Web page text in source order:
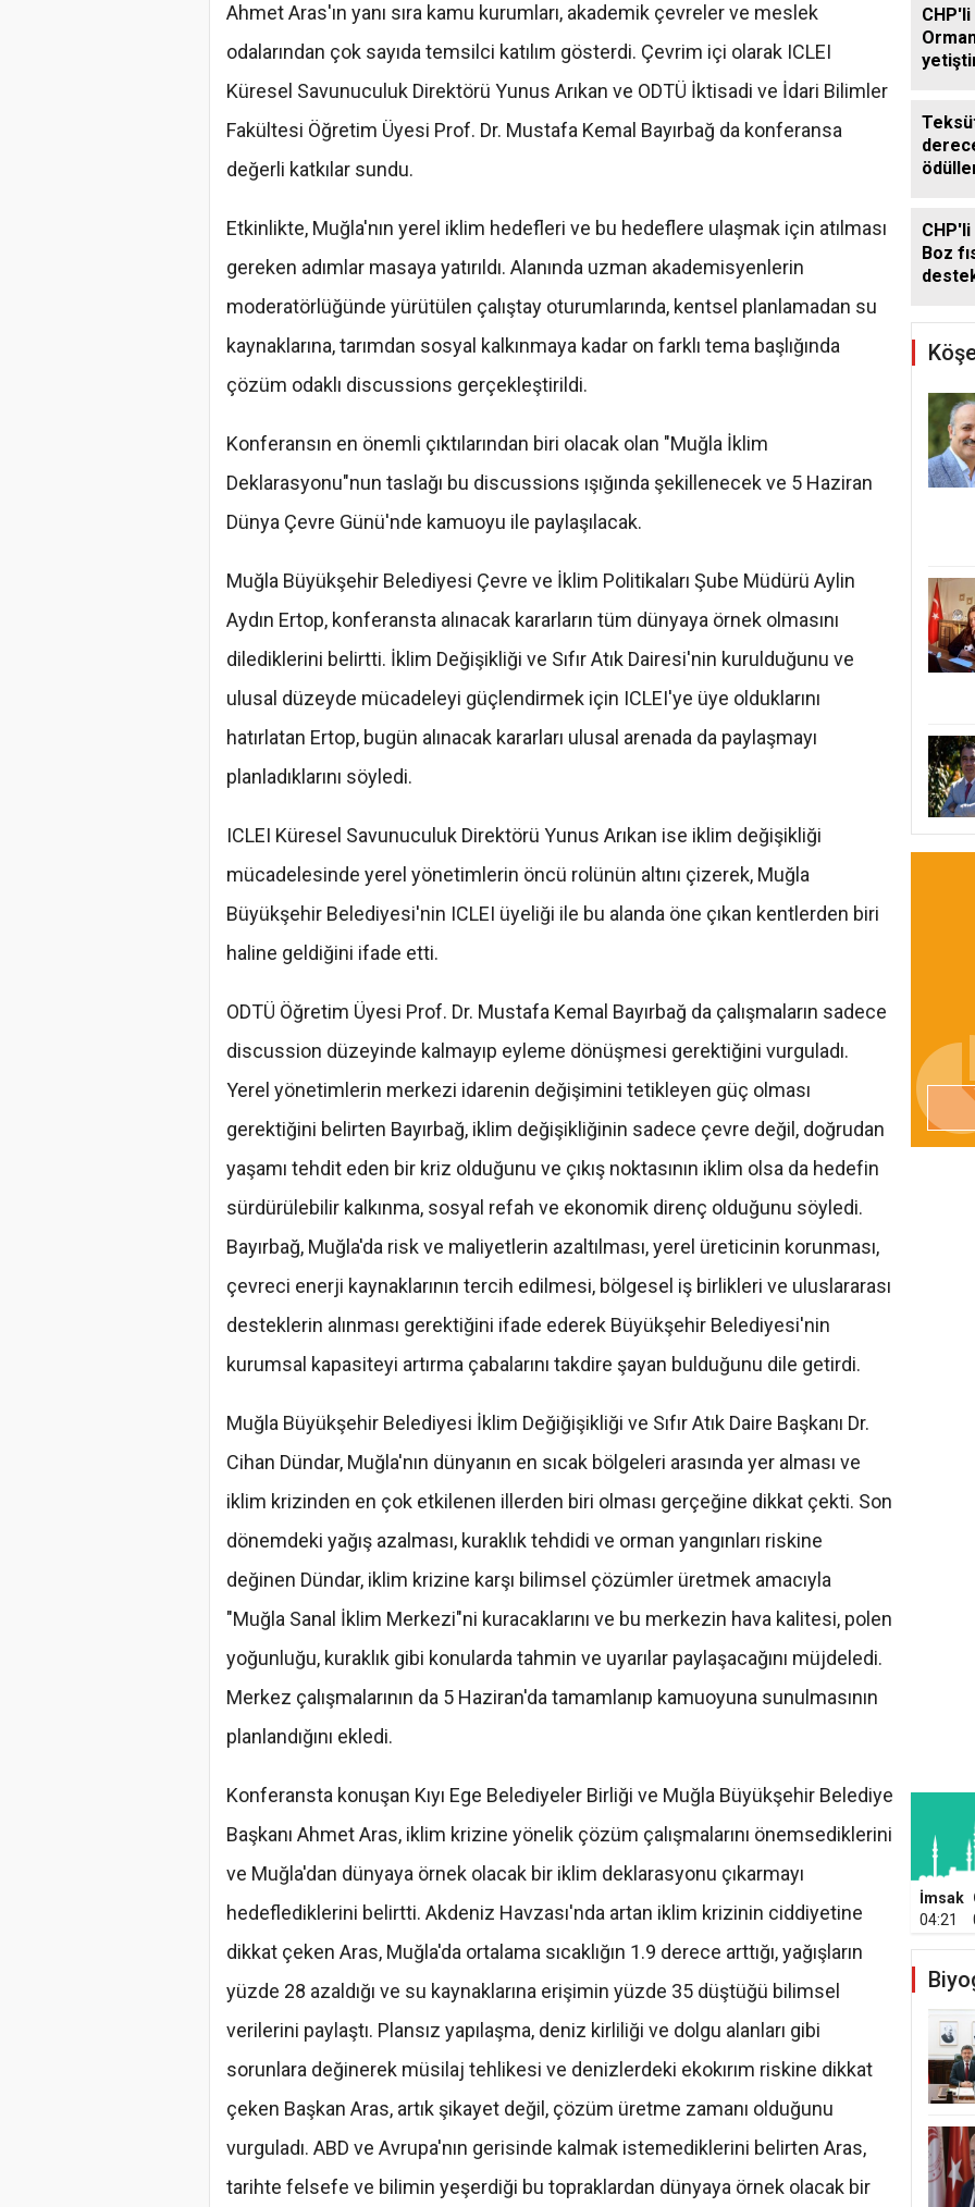
Ahmet Aras'ın yanı sıra kamu kurumları, akademik çevreler ve meslek
odalarından çok sayıda temsilci katılım gösterdi. Çevrim içi olarak ICLEI
Küresel Savunuculuk Direktörü Yunus Arıkan ve ODTÜ İktisadi ve İdari Bilimler
Fakültesi Öğretim Üyesi Prof. Dr. Mustafa Kemal Bayırbağ da konferansa
değerli katkılar sundu.
Etkinlikte, Muğla'nın yerel iklim hedefleri ve bu hedeflere ulaşmak için atılması
gereken adımlar masaya yatırıldı. Alanında uzman akademisyenlerin
moderatörlüğünde yürütülen çalıştay oturumlarında, kentsel planlamadan su
kaynaklarına, tarımdan sosyal kalkınmaya kadar on farklı tema başlığında
çözüm odaklı discussions gerçekleştirildi.
Konferansın en önemli çıktılarından biri olacak olan "Muğla İklim
Deklarasyonu"nun taslağı bu discussions ışığında şekillenecek ve 5 Haziran
Dünya Çevre Günü'nde kamuoyu ile paylaşılacak.
Muğla Büyükşehir Belediyesi Çevre ve İklim Politikaları Şube Müdürü Aylin
Aydın Ertop, konferansta alınacak kararların tüm dünyaya örnek olmasını
dilediklerini belirtti. İklim Değişikliği ve Sıfır Atık Dairesi'nin kurulduğunu ve
ulusal düzeyde mücadeleyi güçlendirmek için ICLEI'ye üye olduklarını
hatırlatan Ertop, bugün alınacak kararları ulusal arenada da paylaşmayı
planladıklarını söyledi.
ICLEI Küresel Savunuculuk Direktörü Yunus Arıkan ise iklim değişikliği
mücadelesinde yerel yönetimlerin öncü rolünün altını çizerek, Muğla
Büyükşehir Belediyesi'nin ICLEI üyeliği ile bu alanda öne çıkan kentlerden biri
haline geldiğini ifade etti.
ODTÜ Öğretim Üyesi Prof. Dr. Mustafa Kemal Bayırbağ da çalışmaların sadece
discussion düzeyinde kalmayıp eyleme dönüşmesi gerektiğini vurguladı.
Yerel yönetimlerin merkezi idarenin değişimini tetikleyen güç olması
gerektiğini belirten Bayırbağ, iklim değişikliğinin sadece çevre değil, doğrudan
yaşamı tehdit eden bir kriz olduğunu ve çıkış noktasının iklim olsa da hedefin
sürdürülebilir kalkınma, sosyal refah ve ekonomik direnç olduğunu söyledi.
Bayırbağ, Muğla'da risk ve maliyetlerin azaltılması, yerel üreticinin korunması,
çevreci enerji kaynaklarının tercih edilmesi, bölgesel iş birlikleri ve uluslararası
desteklerin alınması gerektiğini ifade ederek Büyükşehir Belediyesi'nin
kurumsal kapasiteyi artırma çabalarını takdire şayan bulduğunu dile getirdi.
Muğla Büyükşehir Belediyesi İklim Değiğişikliği ve Sıfır Atık Daire Başkanı Dr.
Cihan Dündar, Muğla'nın dünyanın en sıcak bölgeleri arasında yer alması ve
iklim krizinden en çok etkilenen illerden biri olması gerçeğine dikkat çekti. Son
dönemdeki yağış azalması, kuraklık tehdidi ve orman yangınları riskine
değinen Dündar, iklim krizine karşı bilimsel çözümler üretmek amacıyla
"Muğla Sanal İklim Merkezi"ni kuracaklarını ve bu merkezin hava kalitesi, polen
yoğunluğu, kuraklık gibi konularda tahmin ve uyarılar paylaşacağını müjdeledi.
Merkez çalışmalarının da 5 Haziran'da tamamlanıp kamuoyuna sunulmasının
planlandığını ekledi.
Konferansta konuşan Kıyı Ege Belediyeler Birliği ve Muğla Büyükşehir Belediye
Başkanı Ahmet Aras, iklim krizine yönelik çözüm çalışmalarını önemsediklerini
ve Muğla'dan dünyaya örnek olacak bir iklim deklarasyonu çıkarmayı
hedeflediklerini belirtti. Akdeniz Havzası'nda artan iklim krizinin ciddiyetine
dikkat çeken Aras, Muğla'da ortalama sıcaklığın 1.9 derece arttığı, yağışların
yüzde 28 azaldığı ve su kaynaklarına erişimin yüzde 35 düştüğü bilimsel
verilerini paylaştı. Plansız yapılaşma, deniz kirliliği ve dolgu alanları gibi
sorunlara değinerek müsilaj tehlikesi ve denizlerdeki ekokırım riskine dikkat
çeken Başkan Aras, artık şikayet değil, çözüm üretme zamanı olduğunu
vurguladı. ABD ve Avrupa'nın gerisinde kalmak istemediklerini belirten Aras,
tarihte felsefe ve bilimin yeşerdiği bu topraklardan dünyaya örnek olacak bir
Boz
İmsak
04:21